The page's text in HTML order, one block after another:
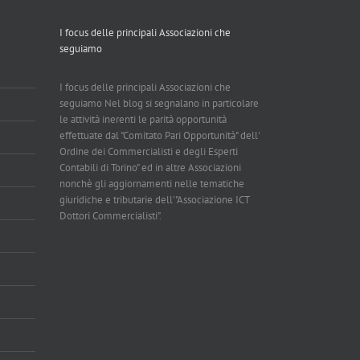
I focus delle principali Associazioni che
seguiamo
I focus delle principali Associazioni che
seguiamo Nel blog si segnalano in particolare
le attività inerenti le parità opportunità
effettuate dal "Comitato Pari Opportunità" dell'
Ordine dei Commercialisti e degli Esperti
Contabili di Torino" ed in altre Associazioni
nonchè gli aggiornamenti nelle tematiche
giuridiche e tributarie dell'"Associazione ICT
Dottori Commercialisti".